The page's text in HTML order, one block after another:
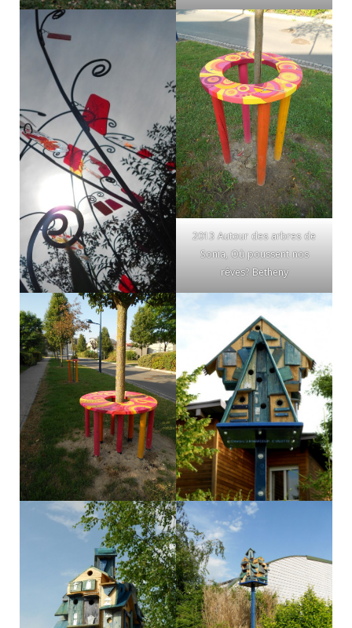
2013 Autour des arbres de
Sonia, Où poussent nos
rêves? Betheny